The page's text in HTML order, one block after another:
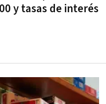
y tasas de interés